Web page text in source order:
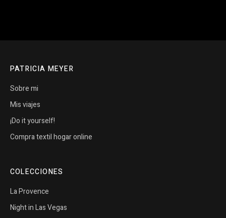
PATRICIA MEYER
Sobre mi
Mis viajes
¡Do it yourself!
Compra textil hogar online
COLECCIONES
La Provence
Night in Las Vegas